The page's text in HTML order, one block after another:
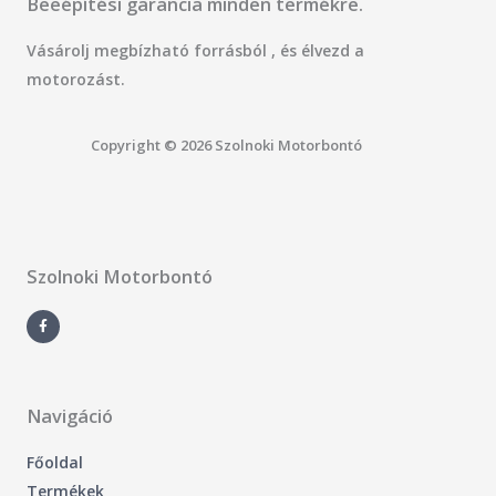
Vásárolj megbízható forrásból , és élvezd a
motorozást.
Copyright © 2026 Szolnoki Motorbontó
Szolnoki Motorbontó
a
c
e
-
f
Navigáció
Főoldal
Termékek